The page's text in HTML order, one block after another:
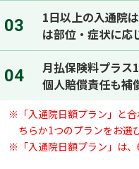
03 1日以上の入通院は
は部位・症状に応
04
月払保険料プラス
個人賠償責任も補
※ 「入通院日額プラン」と
ちらか1つのプランをお選
※ 「入通院日額プラン」は